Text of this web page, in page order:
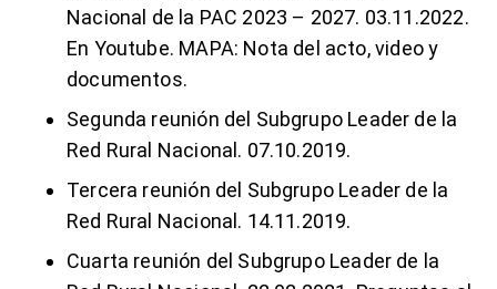
Nacional de la PAC 2023 – 2027. 03.11.2022.
En Youtube. MAPA: Nota del acto, video y
documentos.
Segunda reunión del Subgrupo Leader de la
Red Rural Nacional. 07.10.2019.
Tercera reunión del Subgrupo Leader de la
Red Rural Nacional. 14.11.2019.
Cuarta reunión del Subgrupo Leader de la